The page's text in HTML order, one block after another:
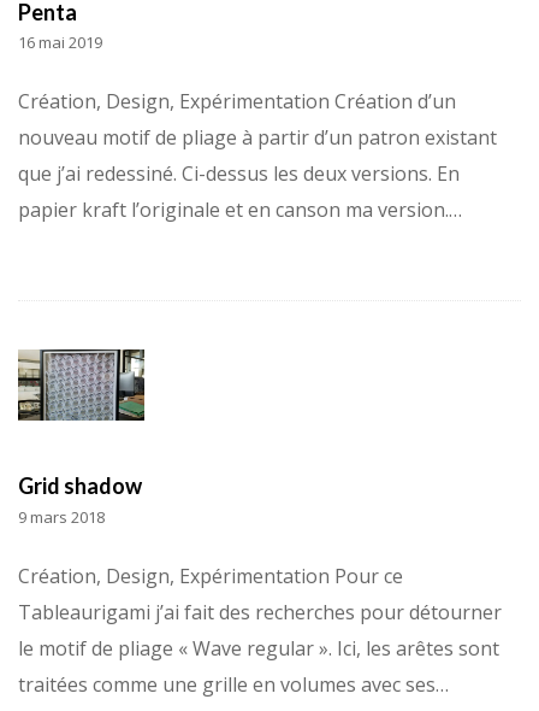
Penta
16 mai 2019
Création, Design, Expérimentation Création d’un
nouveau motif de pliage à partir d’un patron existant
que j’ai redessiné. Ci-dessus les deux versions. En
papier kraft l’originale et en canson ma version.…
Grid shadow
9 mars 2018
Création, Design, Expérimentation Pour ce
Tableaurigami j’ai fait des recherches pour détourner
le motif de pliage « Wave regular ». Ici, les arêtes sont
traitées comme une grille en volumes avec ses…